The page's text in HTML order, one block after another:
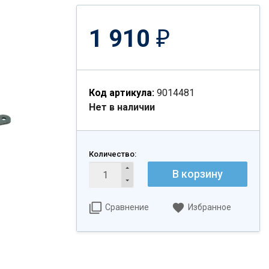
1 910 ₽
Код артикула: 9014481
Нет в наличии
Количество:
В корзину
Сравнение Избранное